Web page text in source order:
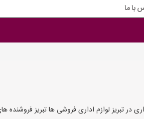
با ما
لوازم اداری فروشی ها تبریز فروشنده های